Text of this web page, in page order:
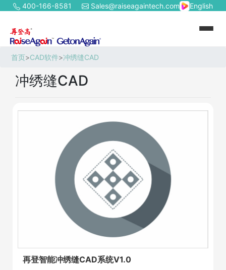
400-166-8581 Sales@raiseagaintech.com English
首页>CAD软件>冲绣缝CAD
冲绣缝CAD
再登智能冲绣缝CAD系统V1.0